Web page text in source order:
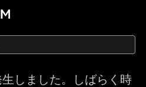
しました。しばらく時